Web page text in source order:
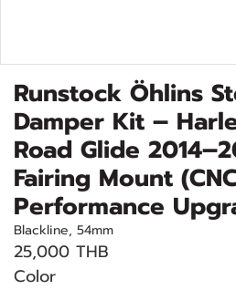
Runstock Öhlins
Damper Kit –
Road Glide
Fairing Mount
Performance
Blackline, 54mm
25,000 THB
Color